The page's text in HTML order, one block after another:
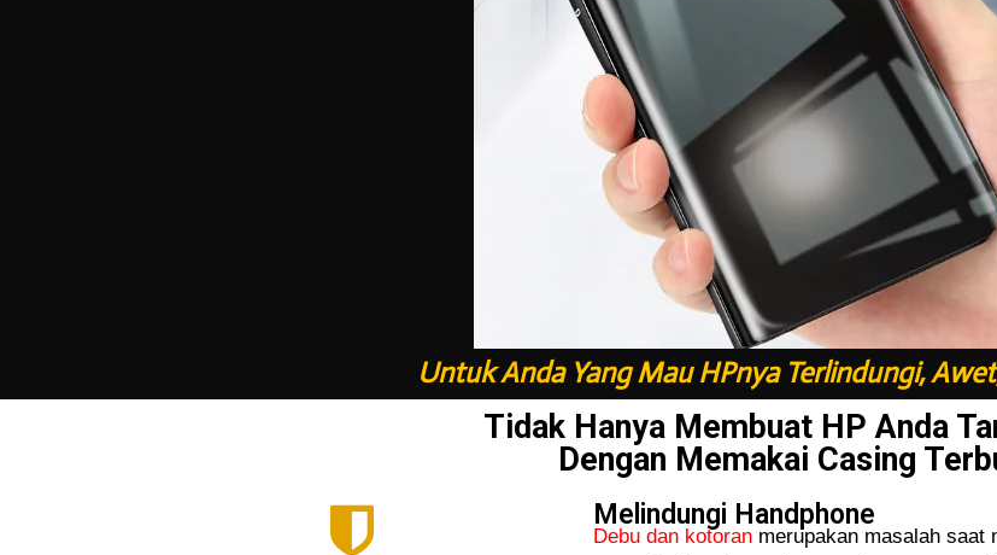
Untuk Anda Yang Mau HPnya Terlindungi,
Tidak Hanya Membuat HP Anda
Dengan Memakai Casing
Melindungi Handphone
Debu dan kotoran merupakan masalah saat